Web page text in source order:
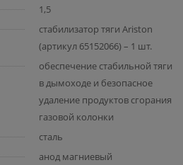
1,5
стабилизатор тяги Ariston
(артикул 65152066) – 1 шт.
обеспечение стабильной тяги
в дымоходе и безопасное
удаление продуктов сгорания
газовой колонки
сталь
анод магниевый